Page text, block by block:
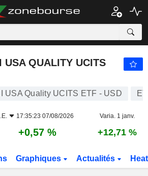
USA QUALITY UCITS
USA Quality UCITS ETF - USD
17:35:23 07/08/2026 Varia. 1 janv.
+0,57 % +12,71 %
Graphiques Actualités